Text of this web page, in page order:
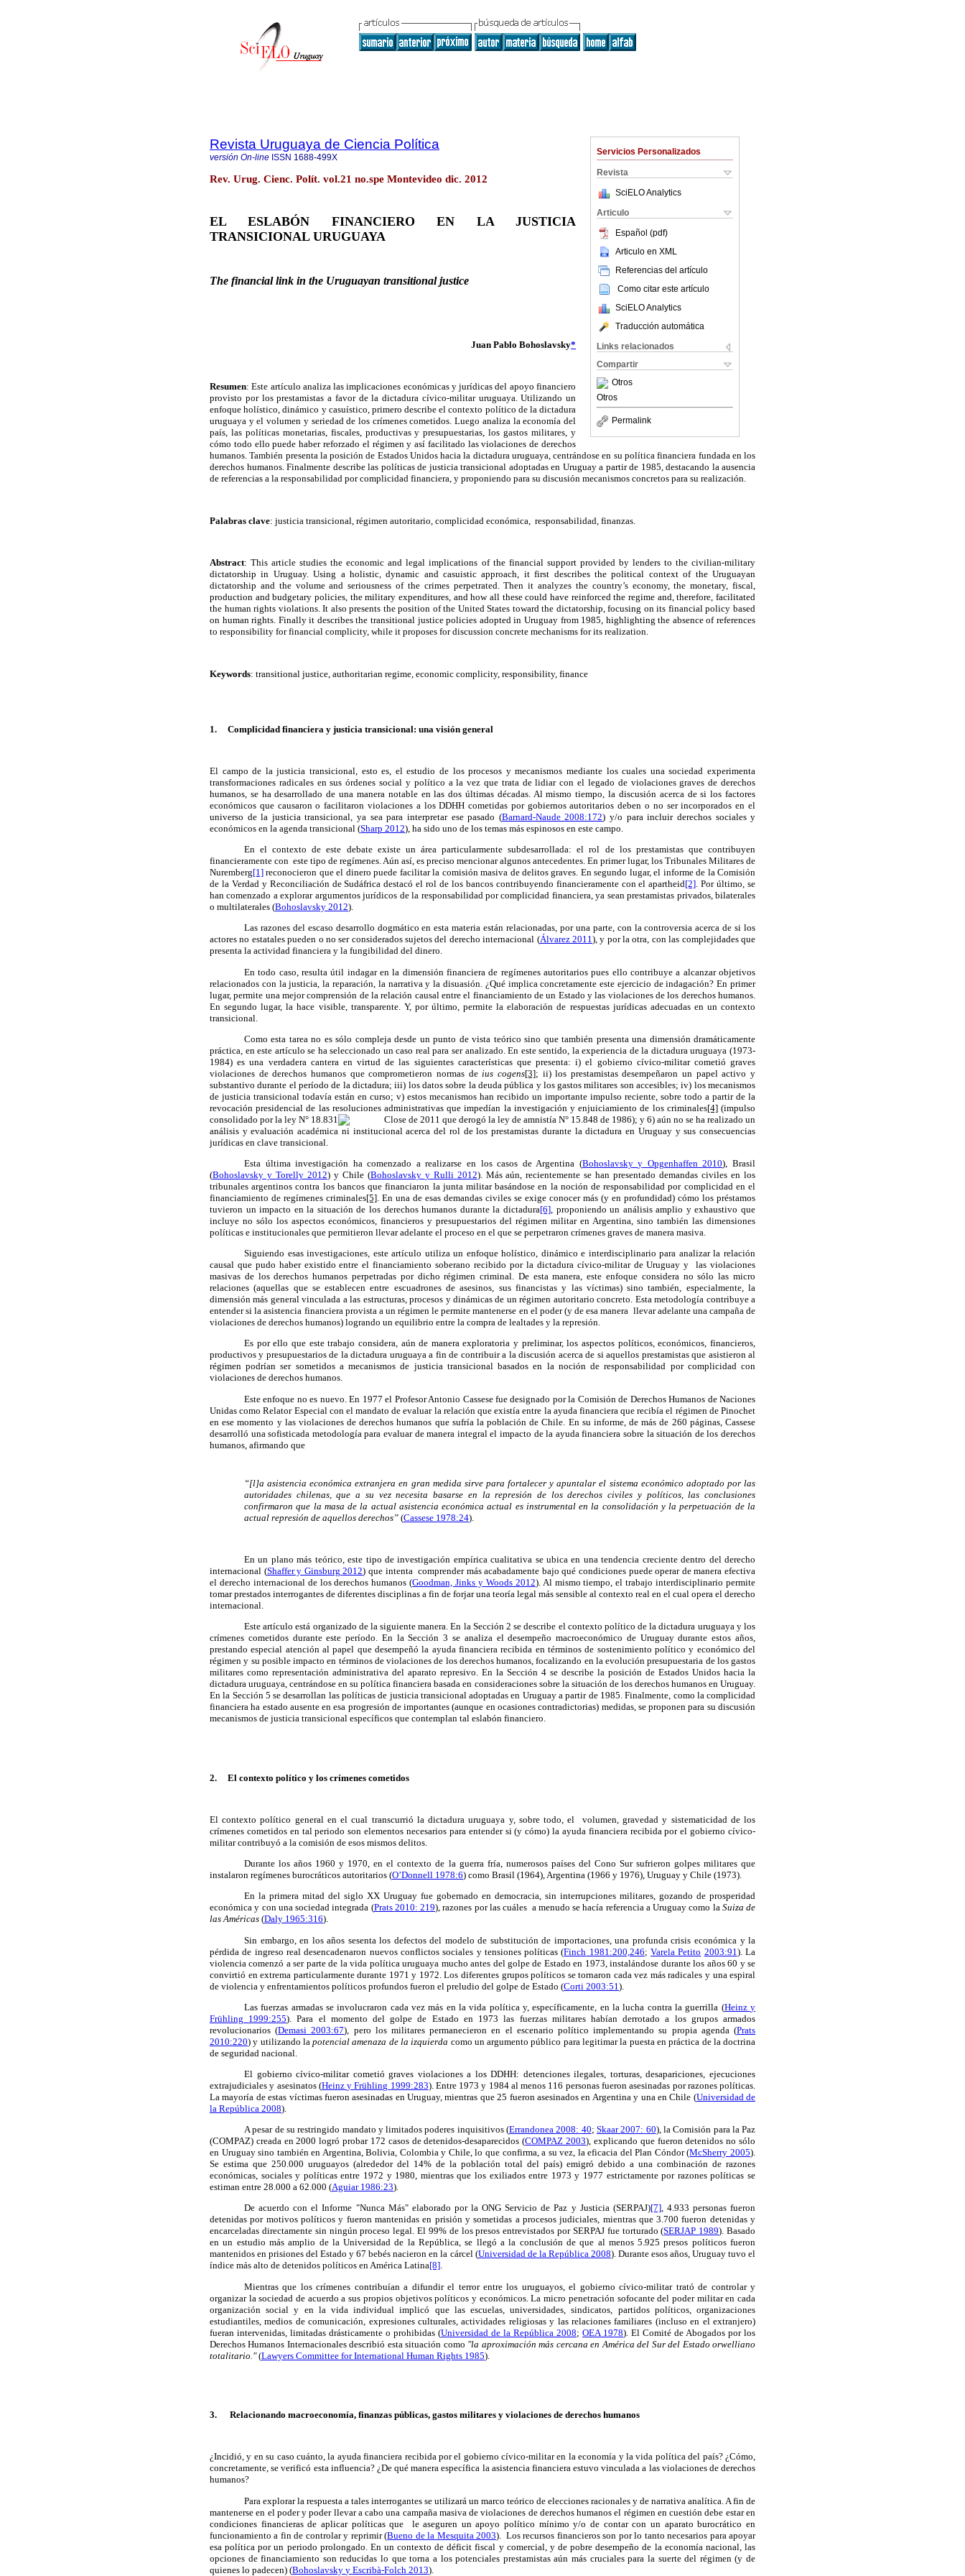
Servicios Personalizados
Revista
SciELO Analytics
Articulo
Español (pdf)
Articulo en XML
Referencias del artículo
Como citar este artículo
SciELO Analytics
Traducción automática
Links relacionados
Compartir
Otros
Otros
Permalink
Revista Uruguaya de Ciencia Política
versión On-line ISSN 1688-499X
Rev. Urug. Cienc. Polít. vol.21 no.spe Montevideo dic. 2012
EL ESLABÓN FINANCIERO EN LA JUSTICIA
TRANSICIONAL URUGUAYA
The financial link in the Uruguayan transitional justice
Juan Pablo Bohoslavsky*
Resumen: Este artículo analiza las implicaciones económicas y jurídicas del apoyo financiero
provisto por los prestamistas a favor de la dictadura cívico-militar uruguaya. Utilizando un
enfoque holístico, dinámico y casuístico, primero describeel contexto político de la dictadura
uruguaya yel volumen y seriedad delos crímenes cometidos. Luego analiza la economía del
país, las políticas monetarias, fiscales, productivas y presupuestarias, los gastos militares, y
cómo todo ello puede haber reforzado el régimen y así facilitado las violaciones de derechos
humanos. También presenta la posición de Estados Unidos hacia la dictadura uruguaya, centrándose en su política financiera fundada en los
derechos humanos. Finalmente describe las políticas de justicia transicional adoptadas en Uruguay a partir de 1985, destacando la ausencia
de referencias a la responsabilidad por complicidad financiera, y proponiendo para su discusión mecanismos concretos para su realización.
Palabras clave: justicia transicional, régimen autoritario, complicidad económica, responsabilidad, finanzas.
Abstract: This article studies the economic and legal implications of the financial support provided by lenders to the civilian-military
dictatorship in Uruguay. Using a holistic, dynamic and casuistic approach, it first describes the political context of the Uruguayan
dictatorship and the volume and seriousness of the crimes perpetrated. Then it analyzes the country’s economy, the monetary, fiscal,
production and budgetary policies, the military expenditures, and how all these could have reinforced the regime and, therefore, facilitated
the human rights violations. It also presents the position of the United States toward the dictatorship, focusing on its financial policy based
on human rights. Finally it describes the transitional justice policies adopted in Uruguay from 1985, highlighting the absence of references
to responsibility for financial complicity, while it proposes for discussion concrete mechanisms for its realization.
Keywords: transitional justice, authoritarian regime, economic complicity, responsibility, finance
1. Complicidad financiera y justicia transicional: una visión general
El campo de la justicia transicional, esto es, el estudio de los procesos y mecanismos mediante los cuales una sociedad experimenta
transformaciones radicales en sus órdenes social y político a la vez que trata de lidiar con el legado de violaciones graves de derechos
humanos, se ha desarrollado de una manera notable en las dos últimas décadas. Al mismo tiempo, la discusión acerca de si los factores
económicos que causaron o facilitaron violaciones a los DDHH cometidas por gobiernos autoritarios deben o no ser incorporados en el
universo de la justicia transicional, ya sea para interpretar ese pasado (Barnard-Naude2008:172) y/o paraincluir derechos sociales y
económicos en la agenda transicional (Sharp 2012), ha sido uno de los temas más espinosos en este campo.
En el contexto de este debate existe un áreaparticularmente subdesarrollada: el rol de los prestamistas que contribuyen
financieramente con este tipo de regímenes. Aún así, es preciso mencionar algunos antecedentes. En primer lugar, los Tribunales Militares de
Nuremberg[1] reconocieron que el dinero puede facilitar la comisión masiva de delitos graves. En segundo lugar, el informe de la Comisión
de la Verdad y Reconciliación de Sudáfrica destacó el rol de los bancos contribuyendo financieramente con el apartheid[2]. Por último, se
han comenzado a explorar argumentos jurídicos de la responsabilidad por complicidad financiera, ya sean prestamistas privados, bilaterales
o multilaterales (Bohoslavsky 2012).
Las razones del escaso desarrollo dogmático en esta materia están relacionadas, por una parte, con la controversia acerca de si los
actores no estatales pueden o no ser considerados sujetos del derecho internacional (Álvarez 2011), y por la otra, con las complejidades que
presenta la actividad financiera y la fungibilidad del dinero.
En todo caso, resulta útil indagar en la dimensión financiera de regímenes autoritarios pues ellocontribuye a alcanzar objetivos
relacionados con la justicia , la reparación, la narrativa yla disuasión. ¿Qué implica concretamente este ejercicio de indagación?En primer
lugar, permite una mejor comprensión de la relación causal entre el financiamiento de un Estado y las violaciones de los derechos humanos.
En segundo lugar, la hace visible, transparente. Y, por último , permitela elaboración de respuestas jurídicasadecuadas en un contexto
transicional.
Como esta tarea no es sólo compleja desde un punto de vista teórico sino que también presenta una dimensión dramáticamente
práctica, en este artículo se ha seleccionado un caso real para ser analizado. En este sentido, la experiencia de la dictadura uruguaya (1973-
1984) es una verdadera cantera en virtud de las siguientes características que presenta: i)el gobierno cívico-militar cometiógraves
violaciones de derechos humanos que comprometieron normas de ius cogens[3]; ii)los prestamistas desempeñaronun papel activo y
substantivo durante el período de la dictadura; iii) los datossobre la deuda pública y los gastos militares son accesibles; iv) los mecanismos
de justicia transicional todavía están en curso; v) estos mecanismos han recibido un importante impulso reciente, sobre todo a partir de la
revocación presidencial de las resoluciones administrativas que impedían la investigación y enjuiciamiento de los criminales[4](impulso
consolidado por la ley N° 18.831 de 2011 que derogó la ley de amnistía N° 15.848 de 1986); y 6) aún no se ha realizado un
análisis y evaluación académica ni institucional acerca del rol de los prestamistas durante la dictadura en Uruguay y sus consecuencias
jurídicas en clave transicional.
Esta última investigación ha comenzado a realizarse en los casos deArgentina (Bohoslavskyy Opgenhaffen 2010), Brasil
(Bohoslavsky y Torelly 2012)y Chile (Bohoslavsky y Rulli 2012). Más aún, recientemente se han presentado demandas civiles en los
tribunales argentinoscontra los bancos que financiaron la junta militarbasándose en la noción de responsabilidad por complicidad en el
financiamiento de regímenes criminales[5]. En una de esas demandas civiles se exige conocer más (y en profundidad) cómo los préstamos
tuvieron un impacto en la situación de los derechos humanos durante la dictadura[6], proponiendo un análisis amplio y exhaustivo que
incluye no sólo los aspectos económicos, financieros y presupuestarios del régimen militar en Argentina, sino también las dimensiones
políticas e institucionales que permitieron llevar adelante el proceso en el que se perpetraron crímenes graves de manera masiva.
Siguiendo esas investigaciones, este artículo utilizaun enfoque holístico, dinámico e interdisciplinario para analizar la relación
causal que pudo haber existido entre el financiamiento soberano recibido por la dictadura cívico-militar de Uruguayy las violaciones
masivas de los derechos humanos perpetradas por dicho régimen criminal. De esta manera, este enfoque considera no sólo las micro
relaciones (aquellas que se establecen entre escuadrones de asesinos, sus financistas y las víctimas) sino también, especialmente, la
dimensión más general vinculada a las estructuras,procesos y dinámicas de unrégimen autoritario concreto. Esta metodología contribuye a
entender si la asistencia financiera provista a un régimen le permite mantenerse en el poder (y de esa manera llevar adelante una campaña de
violaciones de derechos humanos) logrando un equilibrio entre la compra de lealtades y la represión.
Es por ello que este trabajo considera, aún de manera exploratoria y preliminar, los aspectos políticos, económicos, financieros,
productivos y presupuestarios de la dictadura uruguaya a fin de contribuir a la discusión acerca de si aquellos prestamistas que asistieron al
régimen podrían ser sometidos a mecanismos de justicia transicional basados en la noción de responsabilidad por complicidad con
violaciones de derechos humanos.
Este enfoque no es nuevo. En 1977 el Profesor Antonio Cassese fue designado por la Comisión de Derechos Humanos de Naciones
Unidas como Relator Especial con el mandato de evaluar la relación que existía entre la ayuda financiera que recibía el régimen de Pinochet
en ese momento y las violaciones de derechos humanos que sufría la población de Chile. En su informe, de más de 260 páginas, Cassese
desarrolló una sofisticada metodología para evaluar de ma­nera integral el impacto de la ayuda financiera sobre la situación de los dere­chos
humanos, afirmando que
“[l]a asistencia económica extranjera en gran medida sirve para fortalecer y apuntalar el sistema económico adoptado por las
autoridades chilenas, que a su vez necesita basarse en la represión de los derechos civiles y políticos, las conclusiones
confirmaron que la masa de la actual asistencia económica actual es instrumental en la consolidación y la perpetuación de la
actual represión de aquellos derechos” (Cassese 1978:24).
En un plano más teórico, este tipo de investigación empírica cualitativa se ubica en una tendencia creciente dentro del derecho
internacional (Shaffer y Ginsburg2012) que intenta comprender más acabadamente bajo qué condiciones puede operar de manera efectiva
el derecho internacional de los derechos humanos (Goodman, Jinks y Woods 2012). Al mismo tiempo, el trabajo interdisciplinario permite
tomar prestados interrogantes de diferentes disciplinas a fin de forjar una teoría legal más sensible al contexto real en el cual opera el derecho
internacional.
Este artículo está organizado de la siguiente manera. En la Sección 2 se describe elcontexto político de la dictadura uruguaya y los
crímenes cometidos durante este período. En la Sección 3se analiza el desempeño macroeconómico de Uruguay durante estosaños,
prestando especial atención al papel que desempeñó la ayuda financiera recibida en términos de sostenimiento político y económico del
régimen y su posible impacto en términos de violaciones de los derechos humanos, focalizando en la evolución presupuestaria de los gastos
militares como representación administrativa del aparato represivo. En la Sección 4 se describe la posición de Estados Unidos hacia la
dictadura uruguaya, centrándose ensu política financiera basada en consideraciones sobre la situación de los derechos humanos en Uruguay.
En la Sección 5 se desarrollan las políticas de justicia transicional adoptadas en Uruguay a partir de 1985. Finalmente, como la complicidad
financiera ha estado ausente en esa progresión de importantes (aunque en ocasionescontradictorias) medidas, se proponen para su discusión
mecanismos de justicia transicional específicos que contemplan tal eslabón financiero.
2. El contexto político y los crímenes cometidos
El contexto político general en el cual transcurrió la dictadura uruguaya y, sobre todo, el volumen, gravedad y sistematicidad de los
crímenes cometidos en tal periodo son elementos necesarios para entender si (y cómo) la ayuda financiera recibida por el gobierno cívico-
militar contribuyó a la comisión de esos mismos delitos.
Durante los años 1960 y 1970, en el contexto de la guerra fría, numerosos países del Cono Sur sufrieron golpes militares que
instalaron regímenes burocráticos autoritarios (O’Donnell 1978:6) como Brasil (1964), Argentina (1966 y 1976), Uruguay y Chile (1973).
En la primera mitad del siglo XX Uruguay fue gobernado en democracia, sin interrupciones militares, gozando de prosperidad
económica y con una sociedad integrada (Prats 2010: 219), razones por las cuáles a menudo se hacía referencia a Uruguay como la Suiza de
las Américas (Daly 1965:316).
Sin embargo, en los años sesenta los defectos del modelo de substitución de importaciones,una profunda crisis económica y la
pérdida de ingreso real desencadenaron nuevos conflictos sociales y tensiones políticas (Finch 1981:200,246;Varela Petito 2003:91 ). La
violencia comenzó a ser parte de la vida política uruguaya mucho antes del golpe de Estado en 1973, instalándose durante los años 60 y se
convirtió en extrema particularmente durante 1971 y 1972. Los diferentes grupos políticos se tornaron cada vez más radicales y una espiral
de violencia y enfrentamientos políticos profundos fueron el preludio del golpe de Estado (Corti 2003:51 )
Las fuerzas armadas se involucraron cada vez más en la vida política y, específicamente, en la lucha contra la guerrilla (Heinzy
Frühling 1999:255). Para el momento del golpe de Estado en 1973 las fuerzas militares habían derrotado a los grupos armados
revolucionarios (Demasi2003:67) pero los militares permanecieron en el escenario político implementando su propia agenda (Prats
2010:220) y utilizando lapotencial amenaza de la izquierda como un argumento público para legitimar la puesta en práctica de la doctrina
de seguridad nacional.
El gobiernocívico-militarcometió graves violaciones a los DDHH: detenciones ilegales, torturas, desapariciones, ejecuciones
extrajudiciales y asesinatos (Heinzy Frühling 1999:283). Entre 1973 y 1984 al menos 116 personas fueron asesinadas por razones políticas.
La mayoría de estas víctimas fueron asesinadas en Uruguay, mientras que25 fueron asesinados en Argentina y una en Chile (Universidad de
la República 2008).
A pesar de su restringido mandato y limitados poderes inquisitivos (Errandonea2008: 40; Skaar 2007: 60), la Comisión para la Paz
(COMPAZ) creada en2000 logró probar 172 casos de detenidos-desaparecidos (COMPAZ 2003), explicando que fueron detenidos no sólo
en Uruguay sino también en Argentina, Bolivia, Colombiay Chile, lo que confirma, a su vez, la eficacia del Plan Cóndor (McSherry2005).
Se estima que 250.000 uruguayos (alrededor del 14% de la población total del país) emigró debido a una combinación de razones
económicas, sociales y políticas entre 1972 y 1980, mientras que los exiliadosentre 1973 y 1977 estrictamente por razones políticasse
estiman entre 28.000 a 62.000 (Aguiar 1986:23).
De acuerdo con el Informe "Nunca Más" elaborado por la ONG Servicio de Paz y Justicia (SERPAJ)[7], 4.933 personas fueron
detenidas por motivos políticos y fueron mantenidas en prisión y sometidas a procesos judiciales, mientras que3.700 fueron detenidas y
encarceladas directamente sinningún proceso legal. El 99% de los presos entrevistados por SERPAJ fue torturado (SERJAP 1989).Basado
en un estudio más amplio de la Universidad de la República, se llegó a la conclusión de que al menos 5.925 presos políticos fueron
mantenidos en prisiones del Estado y 67 bebés nacieron en la cárcel (Universidad de la República 2008). Durante esos años, Uruguay tuvo el
índice más alto de detenidos políticos en América Latina[8].
Mientras que los crímenes contribuían a difundir el terror entre los uruguayos, el gobiernocívico-militar trató de controlar y
organizar la sociedad de acuerdo a sus propios objetivos políticos y económicos. La micro penetración sofocante del poder militar en cada
organización social y en la vida individual implicó que las escuelas, universidades, sindicatos, partidos políticos, organizaciones
estudiantiles, medios de comunicación, expresiones culturales, actividades religiosas y las relaciones familiares (incluso en el extranjero)
fueran intervenidas, limitadas drásticamente o prohibidas (Universidad de la República 2008; OEA 1978). El Comité de Abogados por los
Derechos Humanos Internacionales describió esta situación como "la aproximación más cercana en América del Sur del Estado orwelliano
totalitario." (Lawyers Committee for International Human Rights 1985).
3. Relacionando macroeconomía, finanzas públicas, gastos militares y violaciones de derechos humanos
¿Incidió, y en su caso cuánto, la ayuda financiera recibida por el gobierno cívico-militar en la economía y la vida política del país? ¿Cómo,
concretamente, se verificó esta influencia? ¿De qué manera específica la asistencia financiera estuvo vinculada a las violaciones de derechos
humanos?
Para explorar la respuesta a tales interrogantes se utilizará un marco teórico de elecciones racionales y de narrativa analítica. A fin de
mantenerse en el poder y poder llevar a cabo una campaña masiva de violaciones de derechos humanos el régimen en cuestión debe estar en
condiciones financieras de aplicar políticas que le aseguren un apoyo político mínimo y/o de contar con un aparato burocrático en
funcionamiento a fin de controlar y reprimir(Bueno de la Mesquita 2003).
Los recursos financieros son por lo tanto necesarios para apoyar
esa política por un periodo prolongado. En un contexto de déficit fiscal y comercial, y de pobre desempeño de la economía nacional, las
opciones de financiamiento son reducidas lo que torna a los potenciales prestamistas aún más cruciales para la suerte del régimen (y de
quienes lo padecen) (Bohoslavsky y Escribà-Folch 2013).